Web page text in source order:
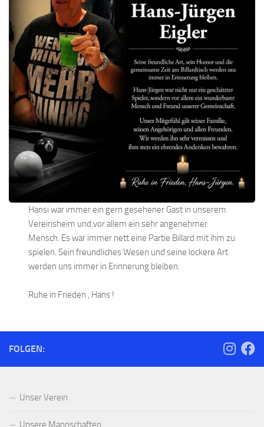
Hansi war immer ein gern gesehener Gast in unserem
Vereinsheim und vor allem ein sehr angenehmer
Mensch. Es war immer nett eine Partie Billard mit ihm zu
spielen. Sein freundliches Wesen und seine lockere Art
werden uns immer in Erinnerung bleiben.
Ruhe in Frieden , Hans !
FOLGEN:
Unser Verein
Unsere Mannschaften